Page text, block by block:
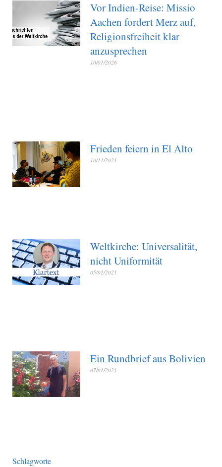
Vor Indien-Reise: Missio
Aachen fordert Merz auf,
Religionsfreiheit klar
anzusprechen
10/01/2026
Frieden feiern in El Alto
10/11/2021
Weltkirche: Universalität,
nicht Uniformität
05/02/2021
Ein Rundbrief aus Bolivien
07/01/2021
Schlagworte